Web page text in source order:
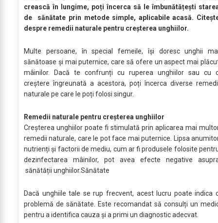
crească în lungime, poți încerca să le îmbunătățești
de sănătate prin metode simple, aplicabile acasă.
despre remedii naturale pentru creșterea unghiilor.
Multe persoane, în special femeile, își doresc unghii
sănătoase și mai puternice, care să ofere un aspect mai
mâinilor. Dacă te confrunți cu ruperea unghiilor sau cu
creștere îngreunată a acestora, poți încerca diverse
naturale pe care le poți folosi singur.
Remedii naturale pentru creșterea unghiilor
Creșterea unghiilor poate fi stimulată prin aplicarea mai
remedii naturale, care le pot face mai puternice. Lipsa
nutrienți și factorii de mediu, cum ar fi produsele folosite
dezinfectarea mâinilor, pot avea efecte negative
sănătății unghiilor.Sănătate
Dacă unghiile tale se rup frecvent, acest lucru poate indica
problemă de sănătate. Este recomandat să consulți un
pentru a identifica cauza și a primi un diagnostic adecvat.